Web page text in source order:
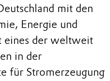
mit den
Energie und
eines der weltweit
in der
für Stromerzeugung